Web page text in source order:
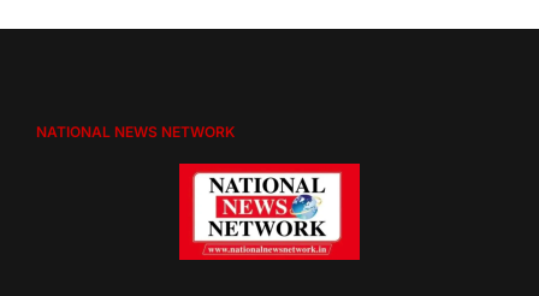
NATIONAL NEWS NETWORK